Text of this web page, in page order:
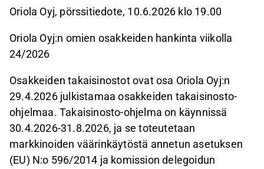
Oriola Oyj, pörssitiedote, 10.6.2026 klo 19.00
Oriola Oyj:n omien osakkeiden hankinta viikolla
24/2026
Osakkeiden takaisinostot ovat osa Oriola Oyj:n
29.4.2026 julkistamaa osakkeiden takaisinosto-
ohjelmaa. Takaisinosto-ohjelma on käynnissä
30.4.2026-31.8.2026, ja se toteutetaan
markkinoiden väärinkäytöstä annetun asetuksen
(EU) N:o 596/2014 ja komission delegoidun